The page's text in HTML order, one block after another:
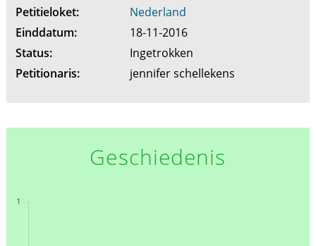
Petitieloket:
Nederland
Einddatum:
18-11-2016
Status:
Ingetrokken
Petitionaris:
jennifer schellekens
Geschiedenis